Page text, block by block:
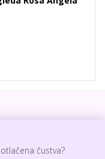
čustva?